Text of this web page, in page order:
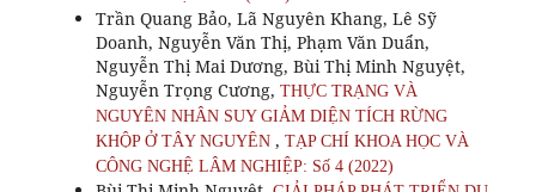
Trần Quang Bảo, Lã Nguyên Khang, Lê Sỹ
Doanh, Nguyễn Văn Thị, Phạm Văn Duẩn,
Nguyễn Thị Mai Dương, Bùi Thị Minh Nguyệt,
Nguyễn Trọng Cương, THỰC TRẠNG VÀ
NGUYÊN NHÂN SUY GIẢM DIỆN TÍCH RỪNG
KHỘP Ở TÂY NGUYÊN , TẠP CHÍ KHOA HỌC VÀ
CÔNG NGHỆ LÂM NGHIỆP: Số 4 (2022)